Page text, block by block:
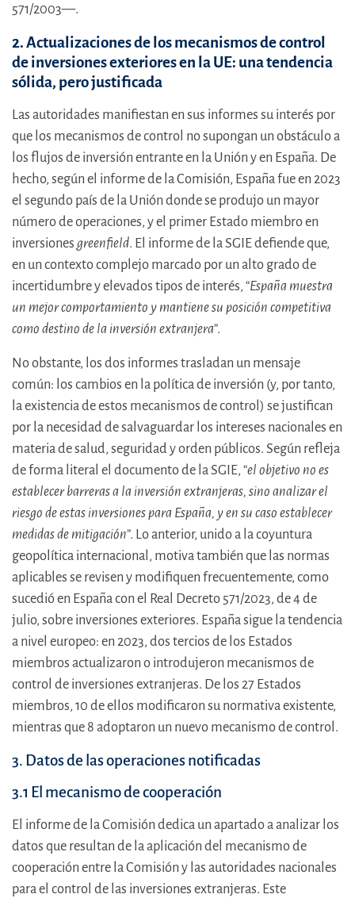
571/2003—.
2. Actualizaciones de los mecanismos de control
de inversiones exteriores en la UE: una tendencia
sólida, pero justificada
Las autoridades manifiestan en sus informes su interés por
que los mecanismos de control no supongan un obstáculo a
los flujos de inversión entrante en la Unión y en España. De
hecho, según el informe de la Comisión, España fue en 2023
el segundo país de la Unión donde se produjo un mayor
número de operaciones, y el primer Estado miembro en
inversiones greenfield. El informe de la SGIE defiende que,
en un contexto complejo marcado por un alto grado de
incertidumbre y elevados tipos de interés, “España muestra
un mejor comportamiento y mantiene su posición competitiva
como destino de la inversión extranjera”.
No obstante, los dos informes trasladan un mensaje
común: los cambios en la política de inversión (y, por tanto,
la existencia de estos mecanismos de control) se justifican
por la necesidad de salvaguardar los intereses nacionales en
materia de salud, seguridad y orden públicos. Según refleja
de forma literal el documento de la SGIE, “el objetivo no es
establecer barreras a la inversión extranjeras, sino analizar el
riesgo de estas inversiones para España, y en su caso establecer
medidas de mitigación”. Lo anterior, unido a la coyuntura
geopolítica internacional, motiva también que las normas
aplicables se revisen y modifiquen frecuentemente, como
sucedió en España con el Real Decreto 571/2023, de 4 de
julio, sobre inversiones exteriores. España sigue la tendencia
a nivel europeo: en 2023, dos tercios de los Estados
miembros actualizaron o introdujeron mecanismos de
control de inversiones extranjeras. De los 27 Estados
miembros, 10 de ellos modificaron su normativa existente,
mientras que 8 adoptaron un nuevo mecanismo de control.
3. Datos de las operaciones notificadas
3.1 El mecanismo de cooperación
El informe de la Comisión dedica un apartado a analizar los
datos que resultan de la aplicación del mecanismo de
cooperación entre la Comisión y las autoridades nacionales
para el control de las inversiones extranjeras. Este